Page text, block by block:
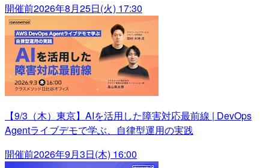
開催前2026年8月25日(火) 17:30
【9/3（木）東京】AIを活用した障害対応最前線 | DevOps
Agentライブデモで学ぶ、自律型運用の実践
開催前2026年9月3日(木) 16:00